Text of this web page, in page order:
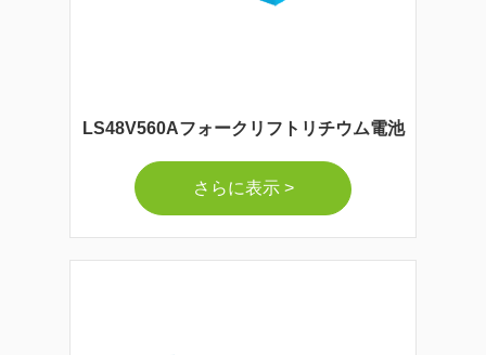
LS48V560Aフォークリフトリチウム電池
さらに表示 >